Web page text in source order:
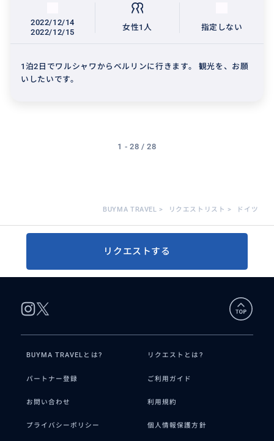
2022/12/14
2022/12/15
女性1人 指定しない
1泊2日でワルシャワからベルリンに行きます。 観光を、お願
いしたいです。
1 - 28 / 28
BUYMA TRAVEL > リクエストリスト > ドイツ
リクエストする
BUYMA TRAVELとは? リクエストとは?
パートナー登録 ご利用ガイド
お問い合わせ 利用規約
プライバシーポリシー 個人情報保護方針